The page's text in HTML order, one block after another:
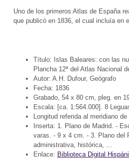
Uno de los primeros Atlas de España
que publicó en 1836, el cual incluía en
Título: Islas Baleares: con las
Plancha 12ª del Atlas Nacional
Autor: A.H. Dufour, Geógrafo
Fecha: 1836
Grabado, 54 x 80 cm, pleg. en
Escala: [ca. 1:564.000]. 8
Longitud referida al meridiano
Inserta: 1. Plano de Madrid. -
varas. - 9 x 4 cm. - 3. Plano del
administrativa, histórica, ...
Enlace: Biblioteca Digital